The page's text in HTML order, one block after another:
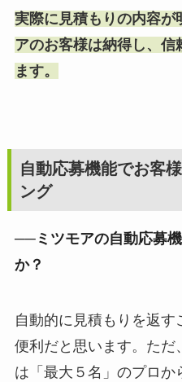
実際に見積もりの内容が
アのお客様は納得し、
ます。
自動応募機能でお客
ング
──ミツモアの自動応募
か？
自動的に見積もりを返す
便利だと思います。ただ
は「最大５名」のプロか